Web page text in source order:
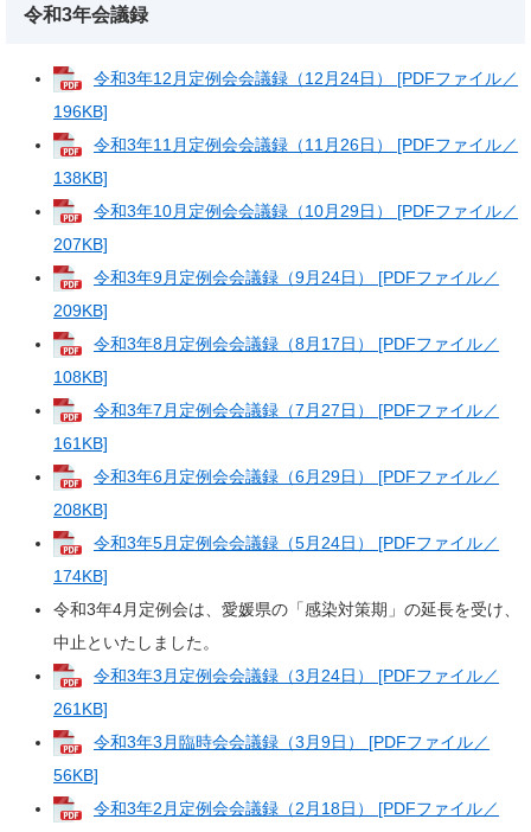
令和3年会議録
令和3年12月定例会会議録（12月24日） [PDFファイル／
196KB]
令和3年11月定例会会議録（11月26日） [PDFファイル／
138KB]
令和3年10月定例会会議録（10月29日） [PDFファイル／
207KB]
令和3年9月定例会会議録（9月24日） [PDFファイル／
209KB]
令和3年8月定例会会議録（8月17日） [PDFファイル／
108KB]
令和3年7月定例会会議録（7月27日） [PDFファイル／
161KB]
令和3年6月定例会会議録（6月29日） [PDFファイル／
208KB]
令和3年5月定例会会議録（5月24日） [PDFファイル／
174KB]
令和3年4月定例会は、愛媛県の「感染対策期」の延長を受け、
中止といたしました。
令和3年3月定例会会議録（3月24日） [PDFファイル／
261KB]
令和3年3月臨時会会議録（3月9日） [PDFファイル／
56KB]
令和3年2月定例会会議録（2月18日） [PDFファイル／